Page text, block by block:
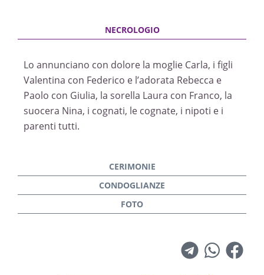
Lo annunciano con dolore la moglie Carla, i figli
Valentina con Federico e l’adorata Rebecca e
Paolo con Giulia, la sorella Laura con Franco, la
suocera Nina, i cognati, le cognate, i nipoti e i
parenti tutti.